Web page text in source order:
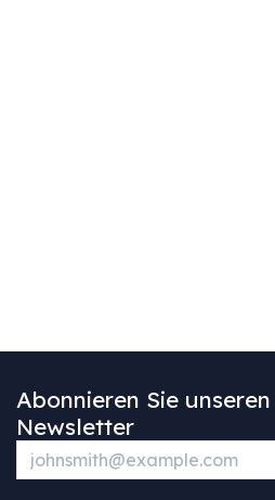
Abonnieren Sie
Newsletter